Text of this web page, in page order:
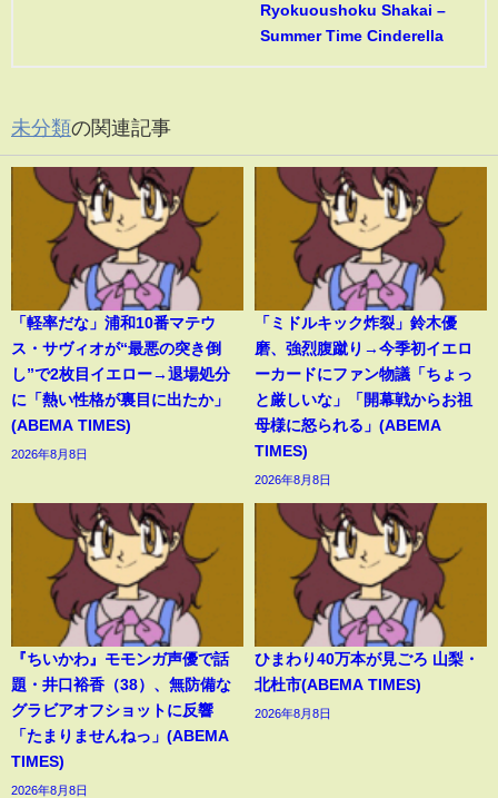
Ryokuoushoku Shakai –
Summer Time Cinderella
未分類の関連記事
「軽率だな」浦和10番マテウ
ス・サヴィオが“最悪の突き倒
し”で2枚目イエロー→退場処分
に「熱い性格が裏目に出たか」
(ABEMA TIMES)
2026年8月8日
「ミドルキック炸裂」鈴木優
磨、強烈腹蹴り→今季初イエロ
ーカードにファン物議「ちょっ
と厳しいな」「開幕戦からお祖
母様に怒られる」(ABEMA
TIMES)
2026年8月8日
『ちいかわ』モモンガ声優で話
題・井口裕香（38）、無防備な
グラビアオフショットに反響
「たまりませんねっ」(ABEMA
TIMES)
2026年8月8日
ひまわり40万本が見ごろ 山梨・
北杜市(ABEMA TIMES)
2026年8月8日